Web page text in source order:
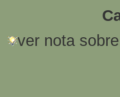
ver nota